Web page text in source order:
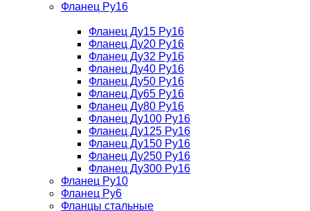
Фланец Ру16
Фланец Ду15 Ру16
Фланец Ду20 Ру16
Фланец Ду32 Ру16
Фланец Ду40 Ру16
Фланец Ду50 Ру16
Фланец Ду65 Ру16
Фланец Ду80 Ру16
Фланец Ду100 Ру16
Фланец Ду125 Ру16
Фланец Ду150 Ру16
Фланец Ду250 Ру16
Фланец Ду300 Ру16
Фланец Ру10
Фланец Ру6
Фланцы стальные